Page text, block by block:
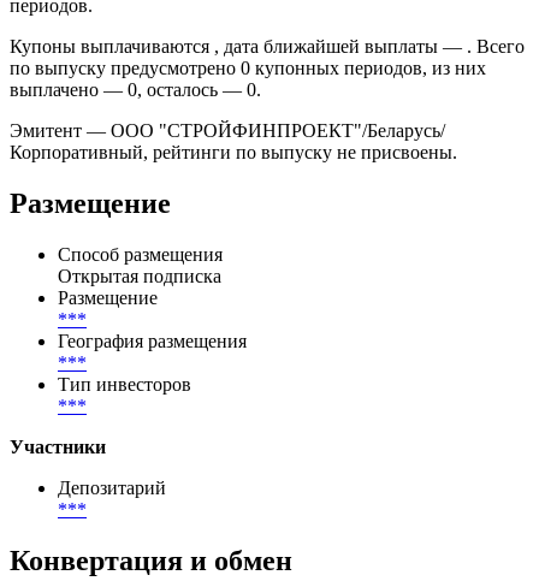
периодов.
Купоны выплачиваются , дата ближайшей выплаты — . Всего
по выпуску предусмотрено 0 купонных периодов, из них
выплачено — 0, осталось — 0.
Эмитент — ООО "СТРОЙФИНПРОЕКТ"/Беларусь/
Корпоративный, рейтинги по выпуску не присвоены.
Размещение
Способ размещения
Открытая подписка
Размещение
***
География размещения
***
Тип инвесторов
***
Участники
Депозитарий
***
Конвертация и обмен